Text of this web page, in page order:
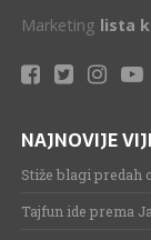
Marketing lista
NAJNOVIJE
Stiže blagi predah
Tajfun ide prema